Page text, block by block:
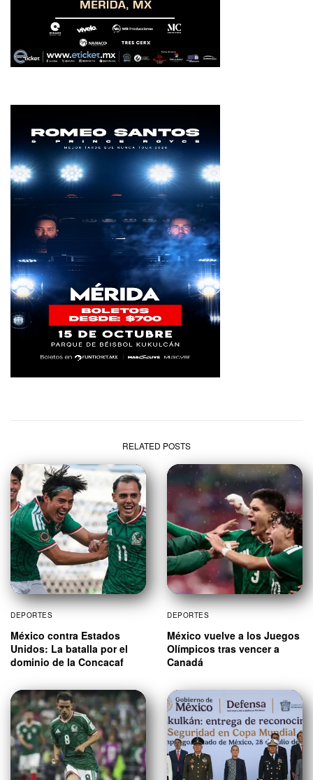
RELATED POSTS
DEPORTES
México contra Estados
Unidos: La batalla por el
dominio de la Concacaf
DEPORTES
México vuelve a los Juegos
Olímpicos tras vencer a
Canadá